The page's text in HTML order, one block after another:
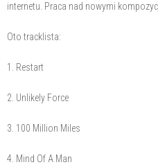
internetu. Praca nad nowymi
Oto tracklista:
1. Restart
2. Unlikely Force
3. 100 Million Miles
4. Mind Of A Man